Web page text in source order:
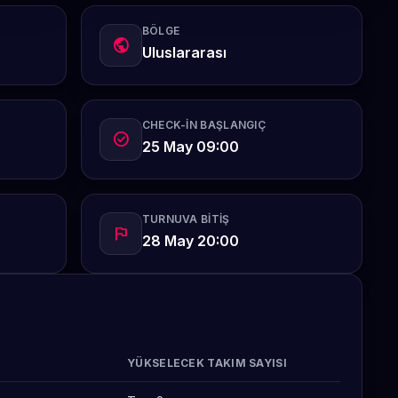
public
BÖLGE
Uluslararası
check_circle
CHECK-IN BAŞLANGIÇ
25 May 09:00
flag
TURNUVA BITIŞ
28 May 20:00
YÜKSELECEK TAKIM SAYISI